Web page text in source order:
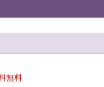
無料